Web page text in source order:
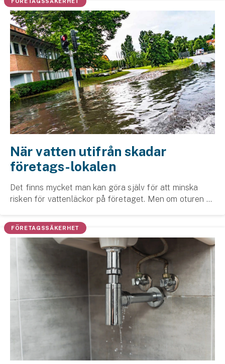
När vatten utifrån skadar
företags-lokalen
Det finns mycket man kan göra själv för att minska
risken för vattenläckor på företaget. Men om oturen är
FÖRETAGSSÄKERHET